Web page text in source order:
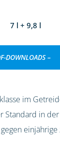
7 l + 9,8 l
DOWNLOADS –
im
Standard in